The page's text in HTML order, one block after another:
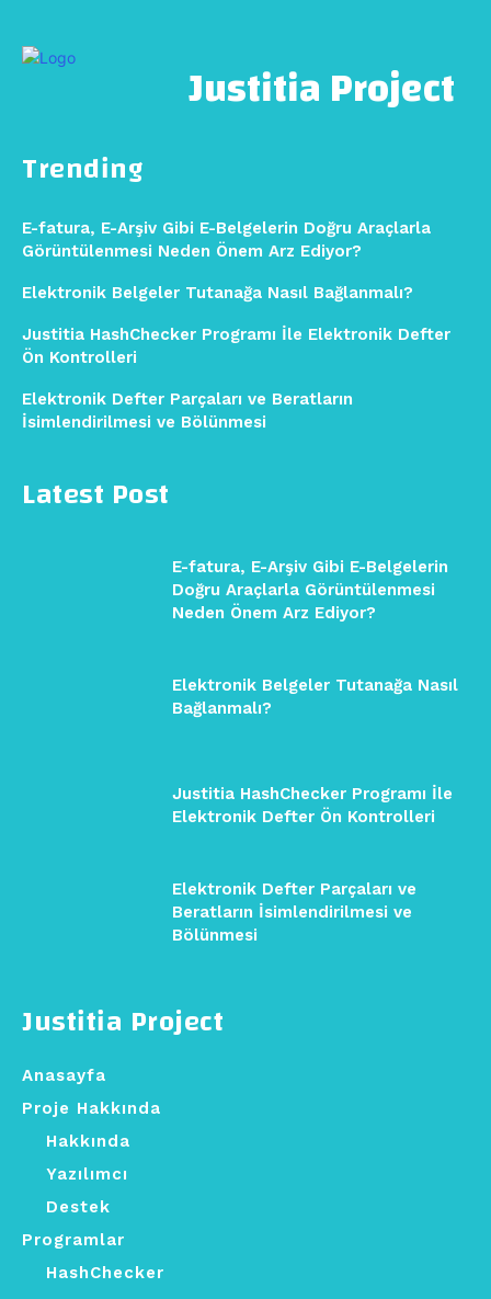
Justitia Project
Anasayfa
Proje Hakkında
Hakkında
Yazılımcı
Destek
Programlar
HashChecker
Latest Post
E-fatura, E-Arşiv Gibi E-Belgelerin
Doğru Araçlarla Görüntülenmesi
Neden Önem Arz Ediyor?
Elektronik Belgeler Tutanağa Nasıl
Bağlanmalı?
Justitia HashChecker Programı İle
Elektronik Defter Ön Kontrolleri
Elektronik Defter Parçaları ve
Beratların İsimlendirilmesi ve
Bölünmesi
Trending
E-fatura, E-Arşiv Gibi E-Belgelerin Doğru Araçlarla
Görüntülenmesi Neden Önem Arz Ediyor?
Elektronik Belgeler Tutanağa Nasıl Bağlanmalı?
Justitia HashChecker Programı İle Elektronik Defter
Ön Kontrolleri
Elektronik Defter Parçaları ve Beratların
İsimlendirilmesi ve Bölünmesi
Justitia Project